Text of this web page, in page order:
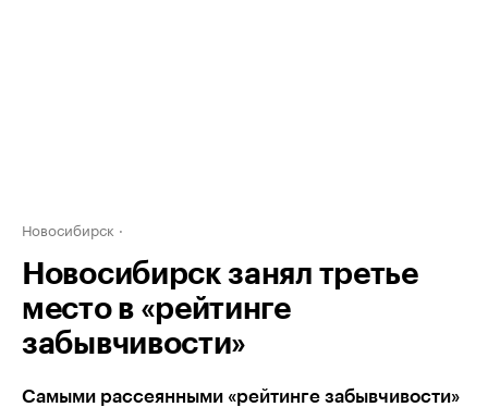
Новосибирск
Новосибирск занял третье
место в «рейтинге
забывчивости»
Самыми рассеянными «рейтинге забывчивости»